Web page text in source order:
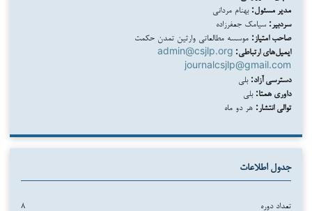
مدیر مسئول: بهنام مردانی
سردبیر: سیامک جعفرزاده
صاحب امتیاز: موسسه مطالعاتی وارثین تمدن حکمت
ایمیل‌های ارتباطی: admin@csjlp.org
journalcsjlp@gmail.com
دسترسی آزاد: بلی
داوری همتا: بلی
توالی انتشار: هر دو ماه
جدول اطلاعات
تعداد دوره ۸